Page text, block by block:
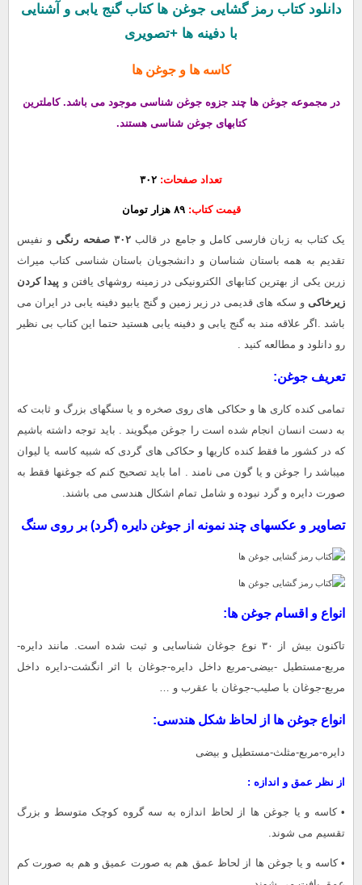
دانلود کتاب رمز گشایی جوغن ها کتاب گنج یابی و آشنایی
با دفینه ها +تصویری
کاسه ها و جوغن ها
در مجموعه جوغن ها چند جزوه جوغن شناسی موجود می باشد. کاملترین
کتابهای جوغن شناسی هستند.
تعداد صفحات: ۳۰۲
قیمت کتاب: ۸۹ هزار تومان
یک کتاب به زبان فارسی کامل و جامع در قالب۳۰۲ صفحه رنگی
و نفیس
تقدیم به همه باستان شناسان و دانشجویان باستان شناسی کتاب میراث
زرین یکی از بهترین کتابهای الکترونیکی در زمینه روشهای یافتن و پیدا کردن
زیرخاکی و سکه های قدیمی در زیر زمین و گنج یابیو دفینه یابی در ایران می
باشد .اگر علاقه مند به گنج یابی و دفینه یابی هستید حتما این کتاب بی نظیر
رو دانلود و مطالعه کنید .
تعریف جوغن:
تمامی کنده کاری ها و حکاکی های روی صخره و یا سنگهای بزرگ و ثابت که
به دست انسان انجام شده است را جوغن میگویند . باید توجه داشته باشیم
که در کشور ما فقط کنده کاریها و حکاکی های گردی که شبیه کاسه یا لیوان
میباشد را جوغن و یا گون می نامند . اما باید تصحیح کنم که جوغنها فقط به
صورت دایره و گرد نبوده و شامل تمام اشکال هندسی می باشند.
تصاویر و عکسهای چند نمونه از جوغن دایره (گرد) بر روی سنگ
انواع و اقسام جوغن ها:
تاکنون بیش از ۳۰ نوع جوغان شناسایی و ثبت شده است. مانند دایره-
مربع-مستطیل -بیضی-مربع داخل دایره-جوغان با اثر انگشت-دایره داخل
مربع-جوغان با صلیب-جوغان با عقرب و …
انواع جوغن ها از لحاظ شکل هندسی:
دایره-مربع-مثلث-مستطیل و بیضی
از نظر عمق و اندازه :
• کاسه و یا جوغن ها از لحاظ اندازه به سه گروه کوچک متوسط و بزرگ
تقسیم می شوند.
• کاسه و یا جوغن ها از لحاظ عمق هم به صورت عمیق و هم به صورت کم